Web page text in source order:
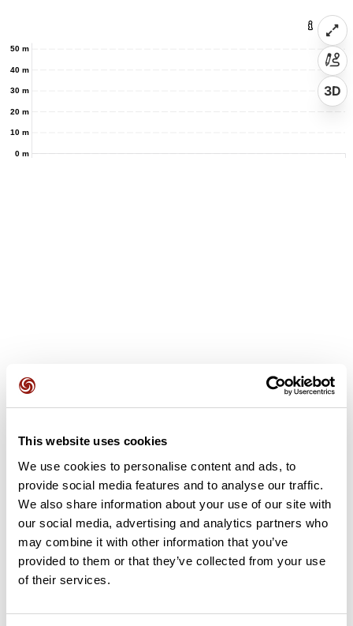
This website uses cookies
We use cookies to personalise content and ads, to
provide social media features and to analyse our traffic.
We also share information about your use of our site with
our social media, advertising and analytics partners who
may combine it with other information that you’ve
provided to them or that they’ve collected from your use
of their services.
0 m
10 m
20 m
30 m
40 m
50 m
3D
Avis des utilisateurs
Soyez le premier à ajouter un avis !
Ajouter un avis